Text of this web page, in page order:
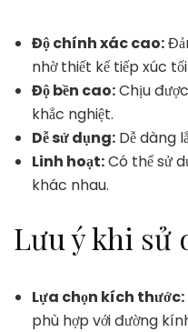
Độ chính xác cao:
nhờ thiết kế tiếp xúc
Độ bền cao:Chịu
khắc nghiệt.
Dễ sử dụng: Dễ dàng
Linh hoạt:Có thể sử
khác nhau.
Lưu ý khi sử
Lựa chọn kích thước:
phù hợp với đường